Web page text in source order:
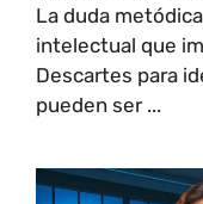
La duda
intelectual que
Descartes para
pueden ser ...